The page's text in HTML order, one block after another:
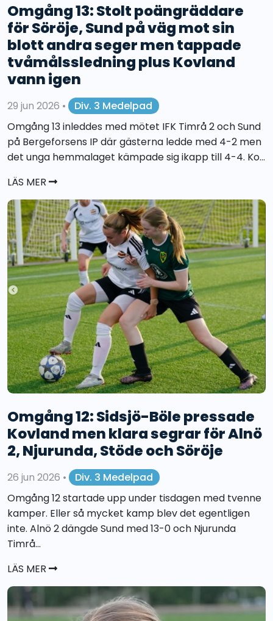
Omgång 13: Stolt poängräddare
för Söröje, Sund på väg mot sin
blott andra seger men tappade
tvåmålssledning plus Kovland
vann igen
29 jun 2026 •
Div. 3 Medelpad
Omgång 13 inleddes med mötet IFK Timrå 2 och Sund
på Bergeforsens IP där gästerna ledde med 4-2 men
det unga hemmalaget kämpade sig ikapp till 4-4. Ko...
LÄS MER
Omgång 12: Sidsjö-Böle pressade
Kovland men klara segrar för Alnö
2, Njurunda, Stöde och Söröje
26 jun 2026 •
Div. 3 Medelpad
Omgång 12 startade upp under tisdagen med tvenne
kamper. Eller så mycket kamp blev det egentligen
inte. Alnö 2 dängde Sund med 13-0 och Njurunda
Timrå...
LÄS MER